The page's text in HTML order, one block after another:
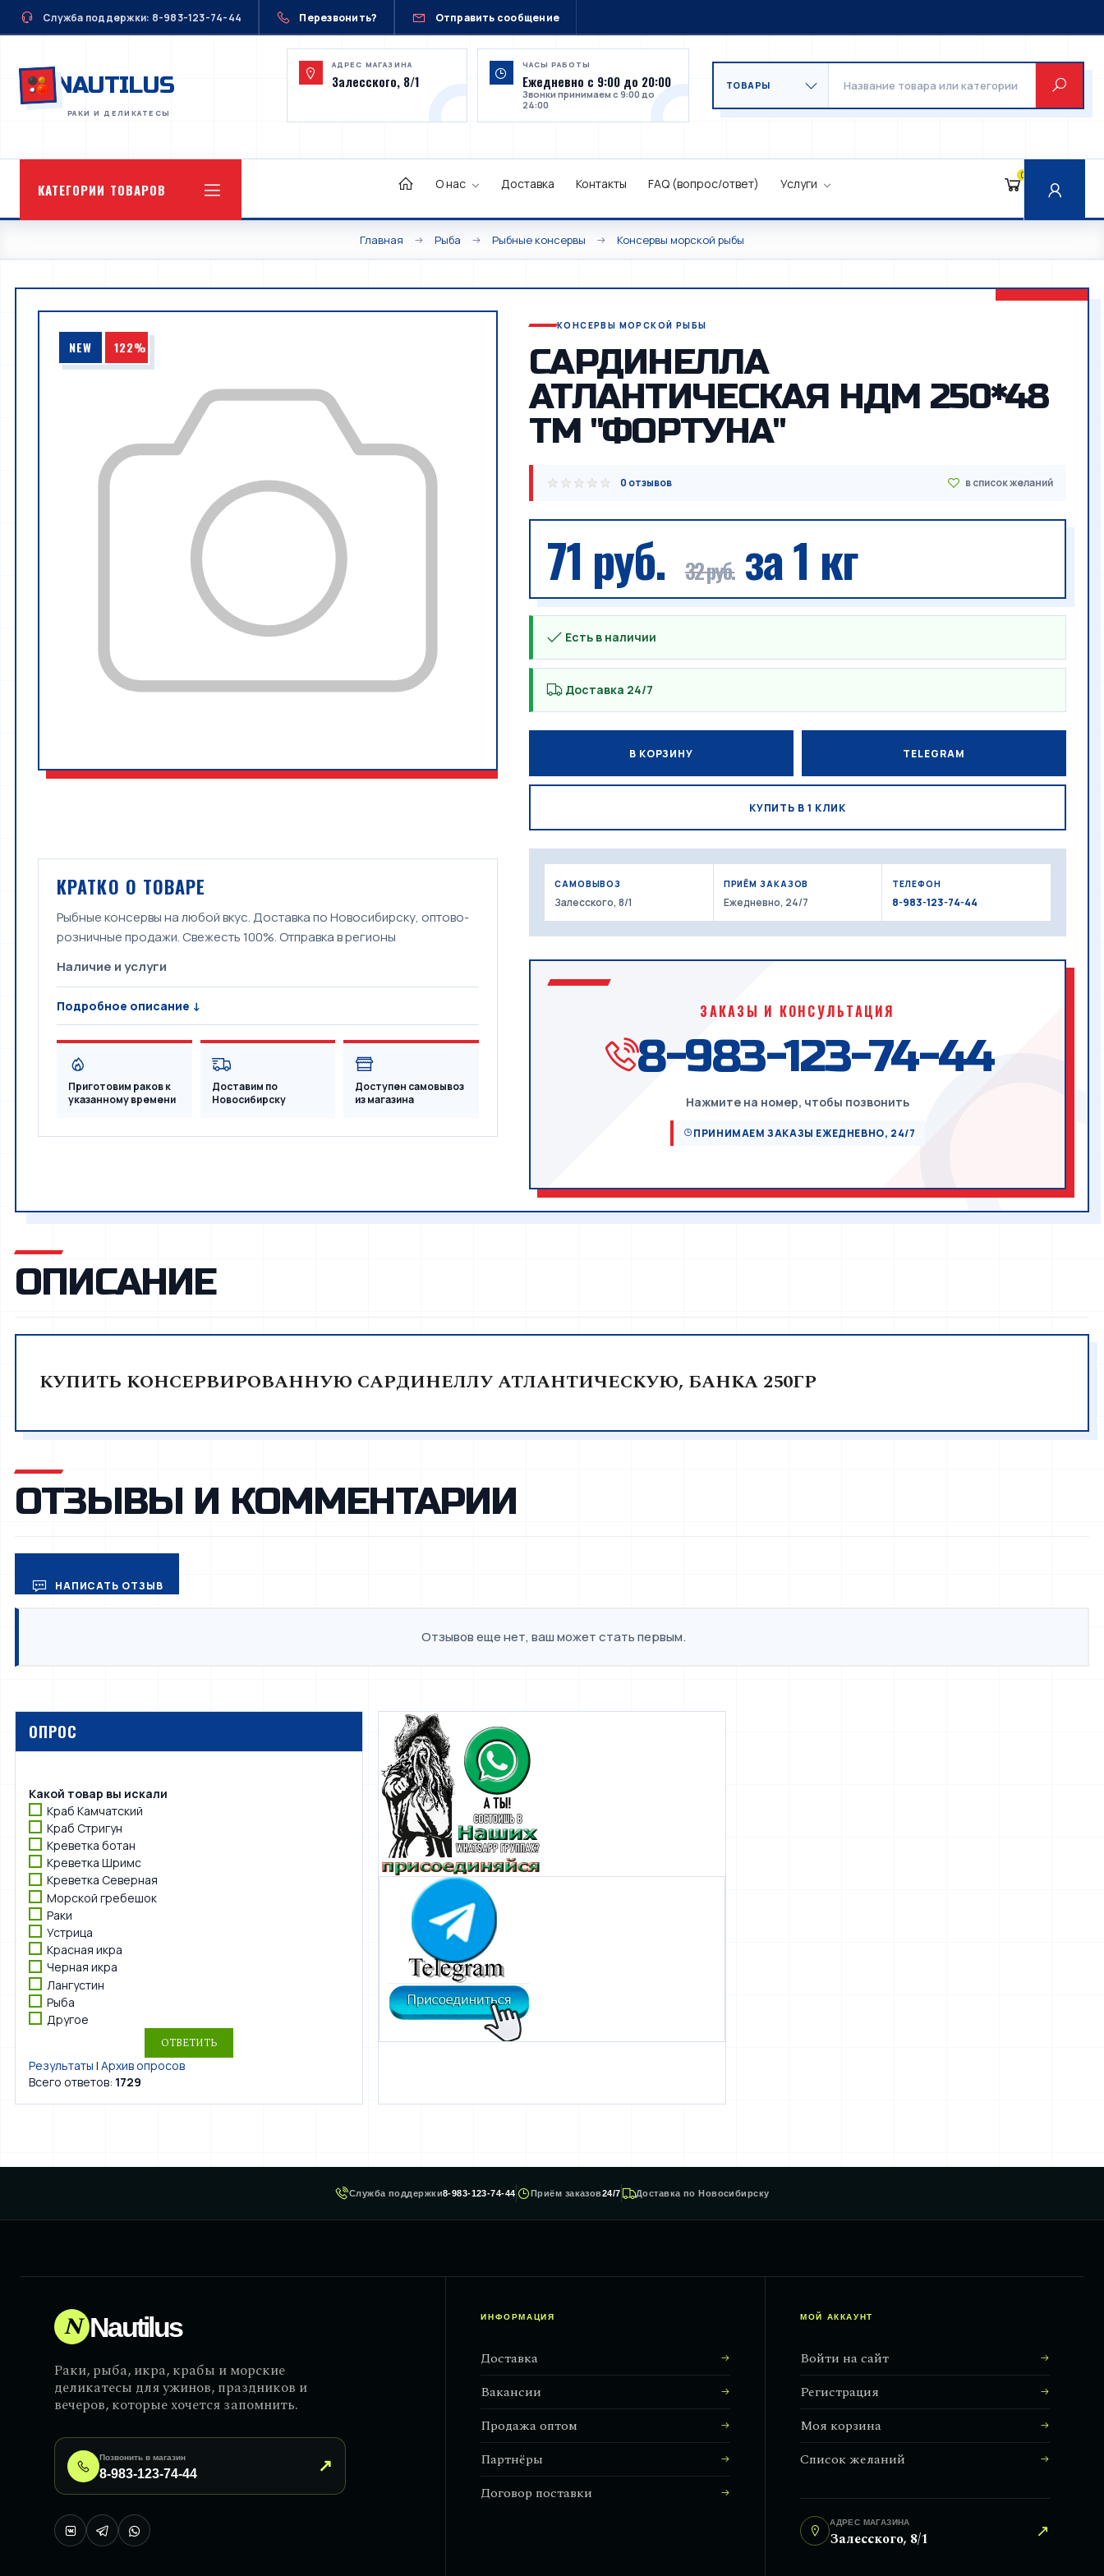
Служба поддержки: 8-983-123-74-44 Перезвонить? Отправить сообщение
NAUTILUS
АДРЕС МАГАЗИНА
Залесского, 8/1
ЧАСЫ РАБОТЫ
Ежедневно с 9:00 до 20:00
Звонки принимаем с 9:00 до
24:00
КАТЕГОРИИ ТОВАРОВ О нас Доставка Контакты FAQ (вопрос/ответ) Услуги
0
Главная Рыба Рыбные консервы Консервы морской рыбы
NEW 122%
КОНСЕРВЫ МОРСКОЙ РЫБЫ
САРДИНЕЛЛА
АТЛАНТИЧЕСКАЯ НДМ 250*48
ТМ "ФОРТУНА"
0 отзывов
71 руб. 32 руб.за 1 кг
Есть в наличии
Доставка 24/7
В КОРЗИНУ TELEGRAM
КУПИТЬ В 1 КЛИК
САМОВЫВОЗ
Залесского, 8/1
ПРИЁМ ЗАКАЗОВ
Ежедневно, 24/7
ТЕЛЕФОН
8-983-123-74-44
ЗАКАЗЫ И КОНСУЛЬТАЦИЯ
8-983-123-74-44
Нажмите на номер, чтобы позвонить
ПРИНИМАЕМ ЗАКАЗЫ ЕЖЕДНЕВНО, 24/7
КРАТКО О ТОВАРЕ
Рыбные консервы на любой вкус. Доставка по Новосибирску, оптово-
розничные продажи. Свежесть 100%. Отправка в регионы
Наличие и услуги
Подробное описание ↓
Приготовим раков к
указанному времени
Доставим по
Новосибирску
Доступен самовывоз
из магазина
ОПИСАНИЕ
КУПИТЬ КОНСЕРВИРОВАННУЮ САРДИНЕЛЛУ АТЛАНТИЧЕСКУЮ, БАНКА 250ГР
ОТЗЫВЫ И КОММЕНТАРИИ
НАПИСАТЬ ОТЗЫВ
Отзывов еще нет, ваш может стать первым.
ОПРОС
Какой товар вы искали
Краб Камчатский
Краб Стригун
Креветка ботан
Креветка Шримс
Креветка Северная
Морской гребешок
Раки
Устрица
Красная икра
Черная икра
Лангустин
Рыба
Другое
Результаты | Архив опросов
Всего ответов: 1729
Служба поддержки8-983-123-74-44 Приём заказов24/7 Доставка по Новосибирску
N Nautilus
Раки, рыба, икра, крабы и морские
деликатесы для ужинов, праздников и
вечеров, которые хочется запомнить.
Позвонить в магазин
8-983-123-74-44 ↗
ИНФОРМАЦИЯ
Доставка
Вакансии
Продажа оптом
Партнёры
Договор поставки
МОЙ АККАУНТ
Войти на сайт
Регистрация
Моя корзина
Список желаний
АДРЕС МАГАЗИНА
Залесского, 8/1 ↗